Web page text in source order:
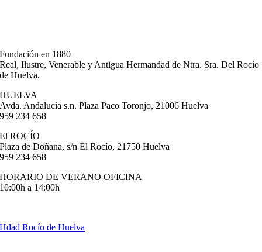
Fundación en 1880
Real, Ilustre, Venerable y Antigua Hermandad de Ntra. Sra. Del Rocío
de Huelva.
HUELVA
Avda. Andalucía s.n. Plaza Paco Toronjo, 21006 Huelva
959 234 658
El ROCÍO
Plaza de Doñana, s/n El Rocío, 21750 Huelva
959 234 658
HORARIO DE VERANO OFICINA
10:00h a 14:00h
Hdad Rocío de Huelva